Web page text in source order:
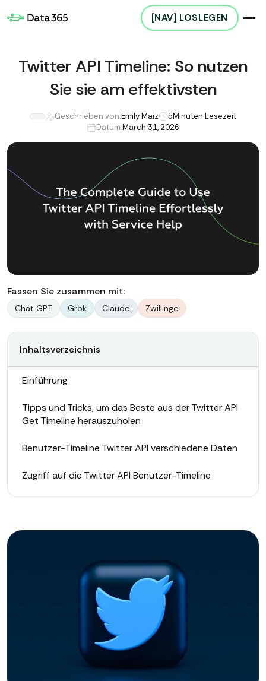
[NAV] LOSLEGEN
Twitter API Timeline: So nutzen
Sie sie am effektivsten
Geschrieben von:Emily Maiz 5Minuten Lesezeit
Datum:March 31, 2026
Fassen Sie zusammen mit:
Chat GPT Grok Claude Zwillinge
Inhaltsverzeichnis
Einführung
Tipps und Tricks, um das Beste aus der Twitter API
Get Timeline herauszuholen
Benutzer-Timeline Twitter API verschiedene Daten
Zugriff auf die Twitter API Benutzer-Timeline